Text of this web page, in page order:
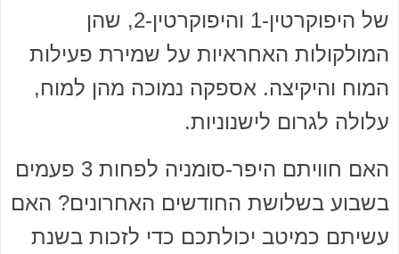
של היפוקרטין-1 והיפוקרטין-2, שהן
המולקולות האחראיות על שמירת פעילות
המוח והיקיצה. אספקה נמוכה מהן למוח,
עלולה לגרום לישנוניות.
האם חוויתם היפר-סומניה לפחות 3 פעמים
בשבוע בשלושת החודשים האחרונים? האם
עשיתם כמיטב יכולתכם כדי לזכות בשנת